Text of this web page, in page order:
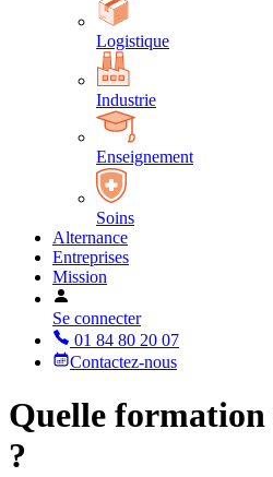
Logistique
Industrie
Enseignement
Soins
Alternance
Entreprises
Mission
Se connecter
01 84 80 20 07
Contactez-nous
Quelle formation
?